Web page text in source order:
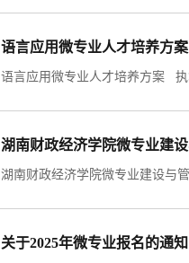
语言应用微专业人才培养方案
关于2025年微专业报名的通知